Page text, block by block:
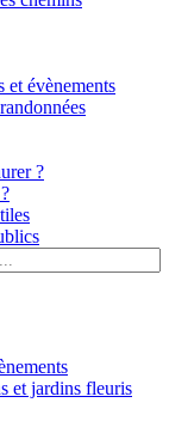
et évènements
?
et jardins fleuris